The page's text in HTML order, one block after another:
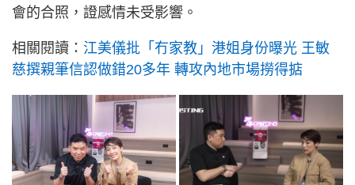
會的合照，證感情未受影響。
相關閱讀： 江美儀批「冇家教」港姐身份曝光 王敏
慈撰親筆信認做錯20多年 轉攻內地市場撈得掂